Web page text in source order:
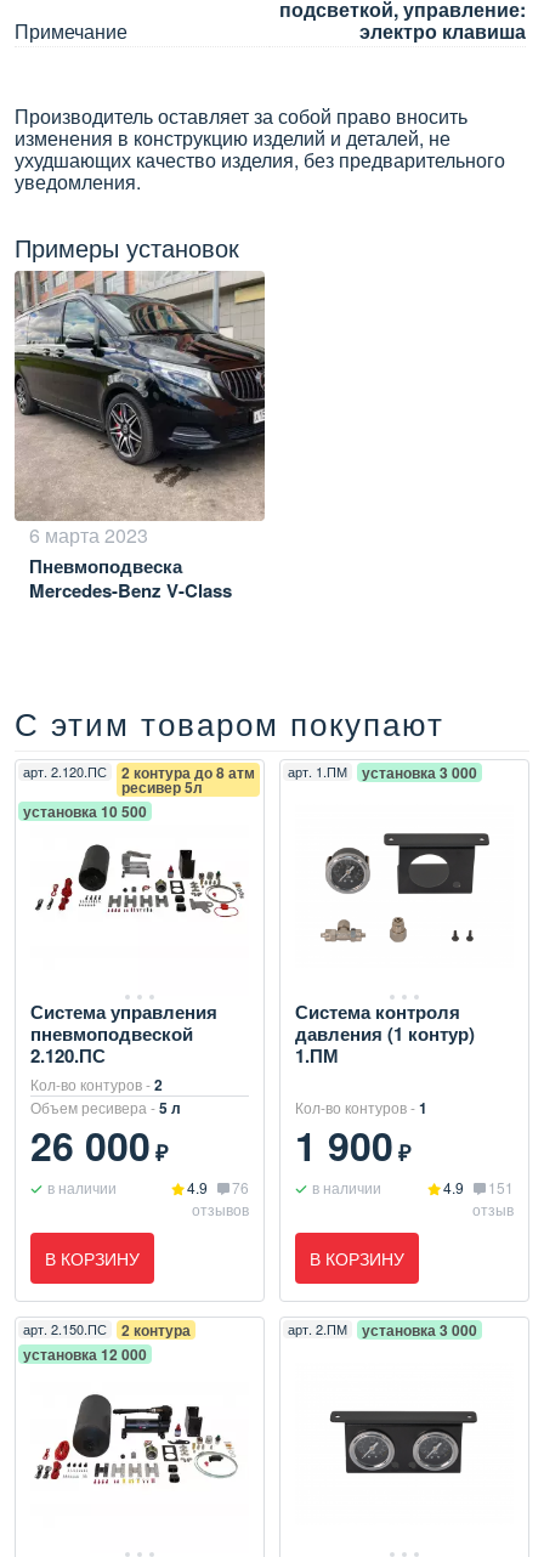
Примечание
подсветкой, управление:
электро клавиша
Производитель оставляет за собой право вносить
изменения в конструкцию изделий и деталей, не
ухудшающих качество изделия, без предварительного
уведомления.
Примеры установок
6 марта 2023
Пневмоподвеска
Mercedes-Benz V-Class
С этим товаром покупают
арт. 2.120.ПС 2 контура до 8 атм
ресивер 5л
установка 10 500
Система управления
пневмоподвеской
2.120.ПС
Кол-во контуров -2
Объем ресивера -5 л
26 000₽
в наличии 4.9
76
отзывов
В КОРЗИНУ
арт. 1.ПМ установка 3 000
Система контроля
давления (1 контур)
1.ПМ
Кол-во контуров -1
1 900₽
в наличии 4.9
151
отзыв
В КОРЗИНУ
арт. 2.150.ПС
2 контура
установка 12 000
арт. 2.ПМ установка 3 000